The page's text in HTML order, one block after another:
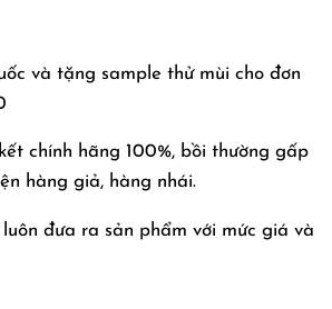
và tặng sample thử mùi cho đơn
chính hãng 100%, bồi thường gấp
hàng giả, hàng nhái.
đưa ra sản phẩm với mức giá và